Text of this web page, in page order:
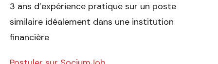
3 ans d’expérience pratique sur un poste
similaire idéalement dans une institution
financière